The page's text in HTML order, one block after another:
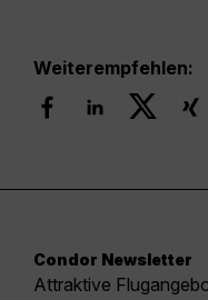
Weiterempfehlen:
Condor Newsletter
Attraktive